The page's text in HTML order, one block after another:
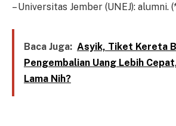
– Universitas Jember (UNEJ): alumni.
Baca Juga: Asyik, Tiket Kereta
Pengembalian Uang Lebih
Lama Nih?